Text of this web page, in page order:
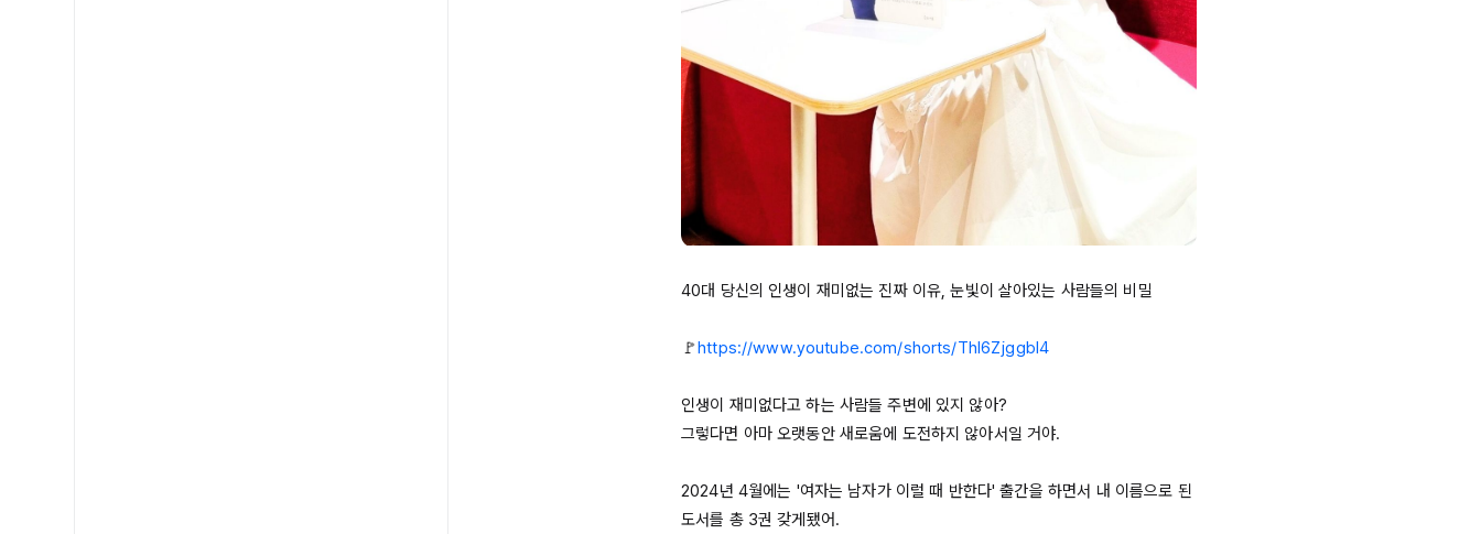
40대 당신의 인생이 재미없는 진짜 이유, 눈빛이 살아있는 사람들의 비밀
🚩https://www.youtube.com/shorts/Thl6ZjggbI4
인생이 재미없다고 하는 사람들 주변에 있지 않아?
그렇다면 아마 오랫동안 새로움에 도전하지 않아서일 거야.
2024년 4월에는 '여자는 남자가 이럴 때 반한다' 출간을 하면서 내 이름으로 된
도서를 총 3권 갖게됐어.